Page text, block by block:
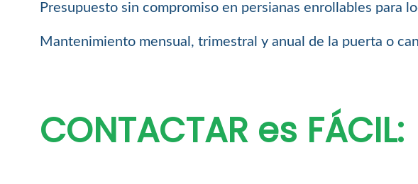
Presupuesto sin compromiso en persianas enrollables para
Mantenimiento mensual, trimestral y anual de la puerta o
CONTACTAR es FÁCIL: